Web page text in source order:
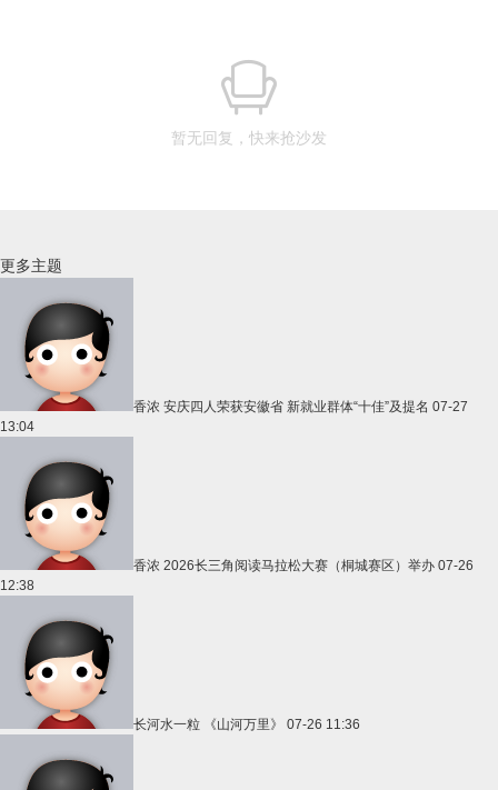
暂无回复，快来抢沙发
更多主题
香浓 安庆四人荣获安徽省 新就业群体“十佳”及提名 07-27
13:04
香浓 2026长三角阅读马拉松大赛（桐城赛区）举办 07-26
12:38
长河水一粒 《山河万里》 07-26 11:36